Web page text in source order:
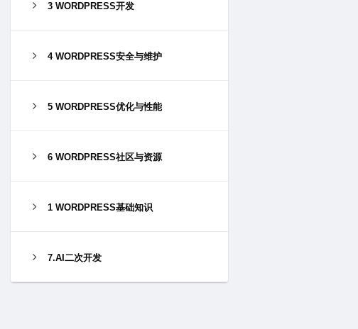
3 WORDPRESS开发
4 WORDPRESS安全与维护
5 WORDPRESS优化与性能
6 WORDPRESS社区与资源
1 WORDPRESS基础知识
7.AI二次开发